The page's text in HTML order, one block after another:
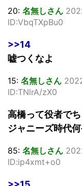
20: 名無しさん
ID:VbqTXpBu0
>>14
嘘つくなよ
15: 名無しさん
ID:TNlrA/zX0
高橋って役者で
ジャニーズ時代
85: 名無しさん
ID:ip4xmt+o0